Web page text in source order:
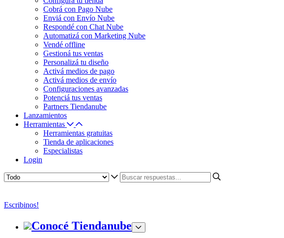
Cobrá con Pago Nube
Enviá con Envío Nube
Respondé con Chat Nube
Automatizá con Marketing Nube
Vendé offline
Gestioná tus ventas
Personalizá tu diseño
Activá medios de pago
Activá medios de envío
Configuraciones avanzadas
Potenciá tus ventas
Partners Tiendanube
Lanzamientos
Herramientas
Herramientas gratuitas
Tienda de aplicaciones
Especialistas
Login
Escribinos!
Conocé Tiendanube